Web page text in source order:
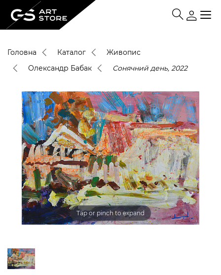
Головна Каталог
Живопис
Олександр Бабак
Сонячний день, 2022
Tap or pinch to expand